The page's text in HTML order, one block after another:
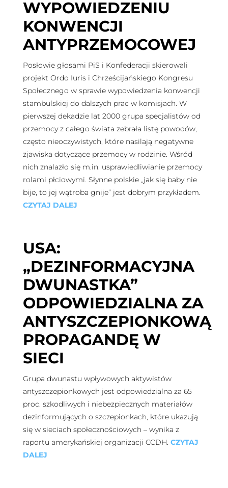
WYPOWIEDZENIU
KONWENCJI
ANTYPRZEMOCOWEJ
Posłowie głosami PiS i Konfederacji skierowali
projekt Ordo Iuris i Chrześcijańskiego Kongresu
Społecznego w sprawie wypowiedzenia konwencji
stambulskiej do dalszych prac w komisjach. W
pierwszej dekadzie lat 2000 grupa specjalistów od
przemocy z całego świata zebrała listę powodów,
często nieoczywistych, które nasilają negatywne
zjawiska dotyczące przemocy w rodzinie. Wśród
nich znalazło się m.in. usprawiedliwianie przemocy
rolami płciowymi. Słynne polskie „jak się baby nie
bije, to jej wątroba gnije” jest dobrym przykładem.
CZYTAJ DALEJ
USA:
„DEZINFORMACYJNA
DWUNASTKA”
ODPOWIEDZIALNA ZA
ANTYSZCZEPIONKOWĄ
PROPAGANDĘ W
SIECI
Grupa dwunastu wpływowych aktywistów
antyszczepionkowych jest odpowiedzialna za 65
proc. szkodliwych i niebezpiecznych materiałów
dezinformujących o szczepionkach, które ukazują
się w sieciach społecznościowych – wynika z
raportu amerykańskiej organizacji CCDH. CZYTAJ
DALEJ